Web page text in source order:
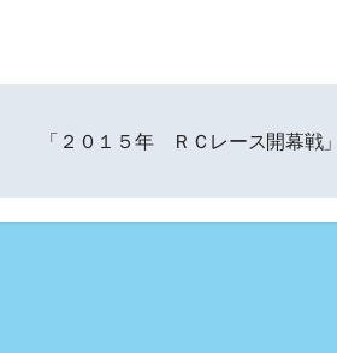
「２０１５年 ＲＣレース開幕戦」